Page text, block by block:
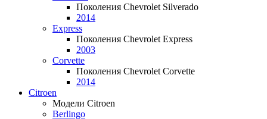
Поколения Chevrolet Silverado
2014
Express
Поколения Chevrolet Express
2003
Corvette
Поколения Chevrolet Corvette
2014
Citroen
Модели Citroen
Berlingo